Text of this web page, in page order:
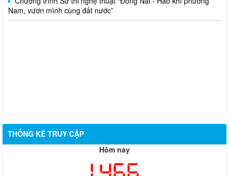
Nam, vươn mình cùng đất nước”
THỐNG KÊ TRUY CẬP
Hôm nay